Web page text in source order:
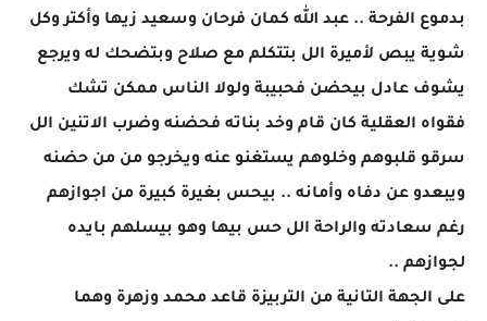
بدموع الفرحة .. عبد الله كمان فرحان وسعيد زيها وأكتر وكل
شوية يبص لأميرة الل بتتكلم مع صلاح وبتضحك له ويرجع
يشوف عادل بيحضن فحبيبة ولولا الناس ممكن تشك
فقواه العقلية كان قام وخد بناته فحضنه وضرب الاتنين الل
سرقو قلبوهم وخلوهم يستغنو عنه ويخرجو من من حضنه
ويبعدو عن دفاه وأمانه .. بيحس بغيرة كبيرة من اجوازهم
رغم سعادته والراحة الل حس بيها وهو بيسلهم بايده
لجوازهم ..
على الجهة التانية من التربيزة قاعد محمد وزهرة وهما